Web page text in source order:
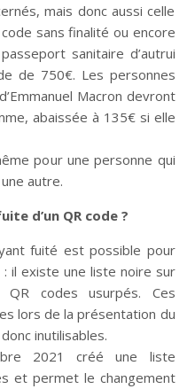
mais donc aussi celle
sans finalité ou encore
sanitaire d’autrui
de 750€. Les personnes
Macron devront
abaissée à 135€ si elle
pour une personne qui
autre.
d’un QR code ?
fuité est possible pour
il existe une liste noire sur
codes usurpés. Ces
lors de la présentation du
inutilisables.
2021 créé une liste
et permet le changement